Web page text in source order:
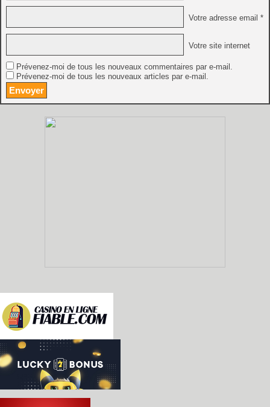
Votre adresse email *
Votre site internet
Prévenez-moi de tous les nouveaux commentaires par e-mail.
Prévenez-moi de tous les nouveaux articles par e-mail.